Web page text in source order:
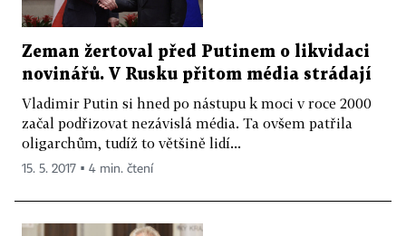
Zeman žertoval před Putinem o likvidaci
novinářů. V Rusku přitom média strádají
Vladimir Putin si hned po nástupu k moci v roce 2000
začal podřizovat nezávislá média. Ta ovšem patřila
oligarchům, tudíž to většině lidí...
15. 5. 2017 ▪ 4 min. čtení